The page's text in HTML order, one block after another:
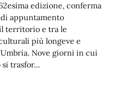
edizione, conferma
appuntamento
territorio e tra le
più longeve e
Nove giorni in cui
trasfor...